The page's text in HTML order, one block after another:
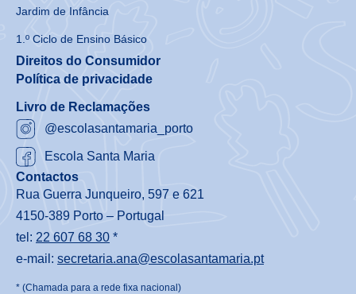
Jardim de Infância
1.º Ciclo de Ensino Básico
Direitos do Consumidor
Política de privacidade
Livro de Reclamações
@escolasantamaria_porto
Escola Santa Maria
Contactos
Rua Guerra Junqueiro, 597 e 621
4150-389 Porto – Portugal
tel: 22 607 68 30 *
e-mail: secretaria.ana@escolasantamaria.pt
* (Chamada para a rede fixa nacional)